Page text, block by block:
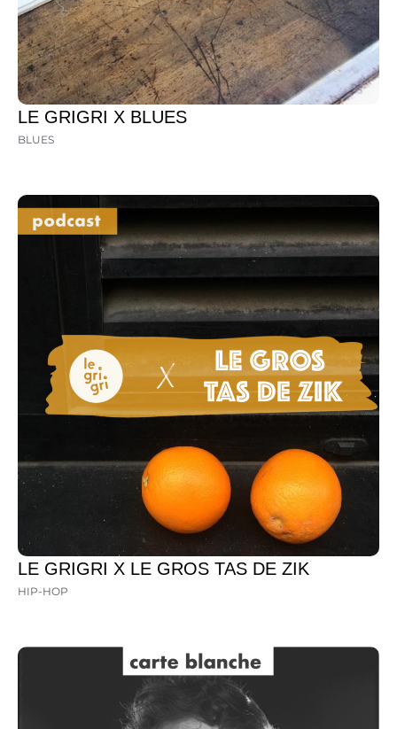
LE GRIGRI X BLUES
BLUES
LE GRIGRI X LE GROS TAS DE ZIK
HIP-HOP